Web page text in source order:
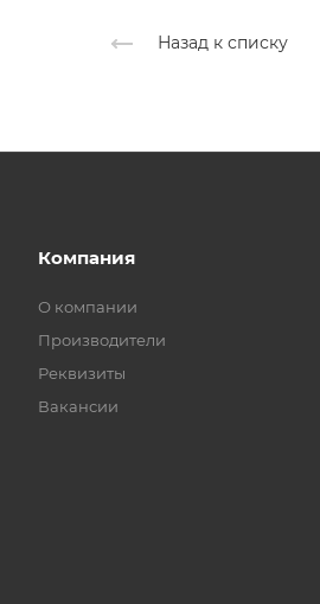
Назад к списку
Компания
О компании
Производители
Реквизиты
Вакансии